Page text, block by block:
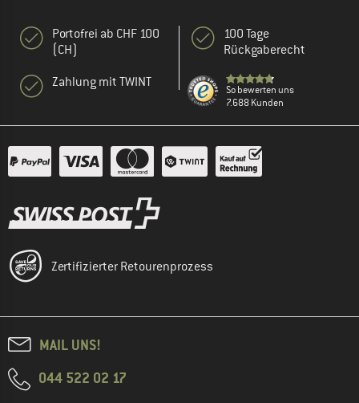
Portofrei ab CHF 100
(CH)
Zahlung mit TWINT
100 Tage
Rückgaberecht
So bewerten uns
7.688 Kunden
Zertifizierter Retourenprozess
MAIL UNS!
044 522 02 17